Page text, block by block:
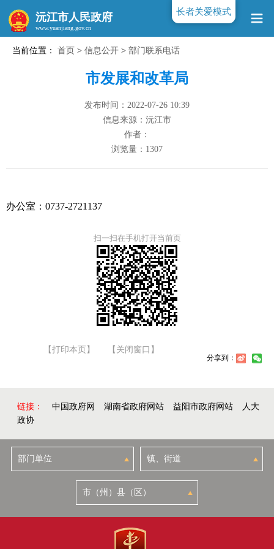
沅江市人民政府
当前位置： 首页 > 信息公开 > 部门联系电话
市发展和改革局
发布时间：2022-07-26 10:39
信息来源：沅江市
作者：
浏览量： 1307
办公室：0737-2721137
扫一扫在手机打开当前页
【打印本页】 【关闭窗口】
分享到：
链接： 中国政府网 湖南省政府网站 益阳市政府网站
人大
政协
长者关爱模式